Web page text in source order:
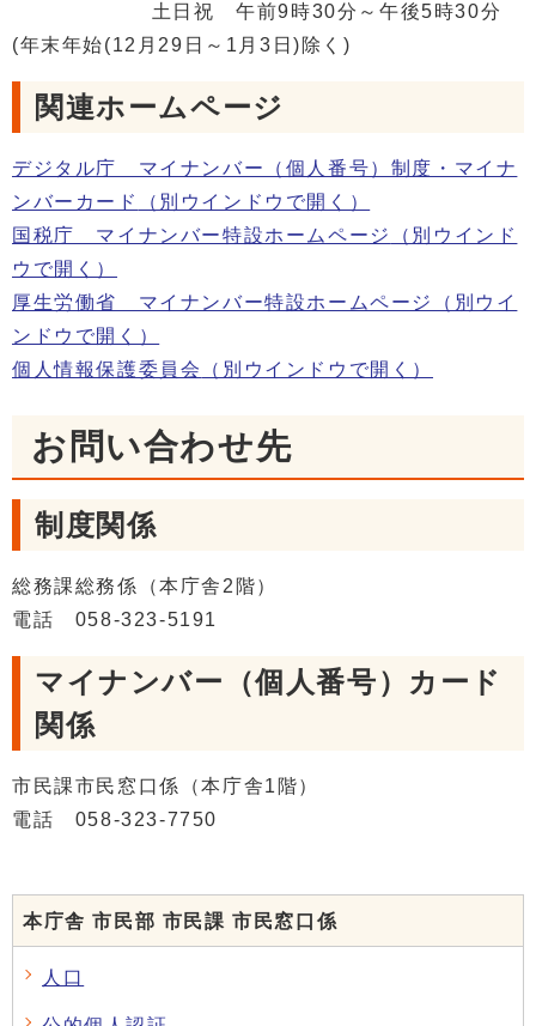
土日祝 午前9時30分～午後5時30分
(年末年始(12月29日～1月3日)除く)
関連ホームページ
デジタル庁 マイナンバー（個人番号）制度・マイナ
ンバーカード
（別ウインドウで開く）
国税庁 マイナンバー特設ホームページ
（別ウインド
ウで開く）
厚生労働省 マイナンバー特設ホームページ
（別ウイ
ンドウで開く）
個人情報保護委員会
（別ウインドウで開く）
お問い合わせ先
制度関係
総務課総務係（本庁舎2階）
電話 058-323-5191
マイナンバー（個人番号）カード
関係
市民課市民窓口係（本庁舎1階）
電話 058-323-7750
本庁舎 市民部 市民課 市民窓口係
人口